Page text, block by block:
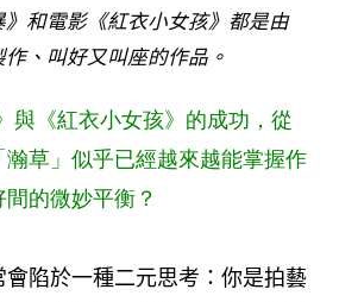
》和電影《紅衣小女孩》都是由
、叫好又叫座的作品。
與《紅衣小女孩》的成功，從
草」似乎已經越來越能掌握作
的微妙平衡？
會陷於一種二元思考：你是拍藝